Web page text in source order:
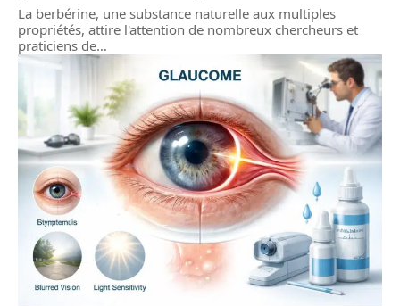
La berbérine, une substance naturelle aux multiples
propriétés, attire l'attention de nombreux chercheurs et
praticiens de…